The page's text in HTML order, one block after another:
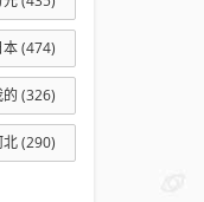
本(474)
(326)
北(290)